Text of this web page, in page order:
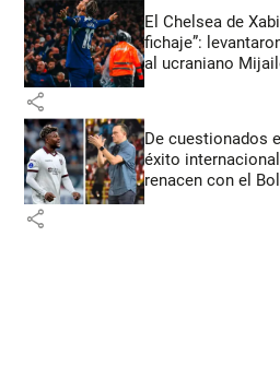
El Chelsea de
fichaje”:
al ucraniano
share
De cuestionados
éxito
renacen con el
share